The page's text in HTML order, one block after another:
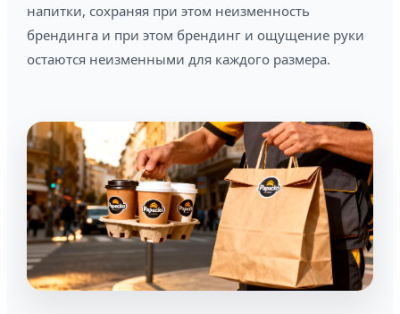
напитки, сохраняя при этом неизменность
брендинга и при этом брендинг и ощущение руки
остаются неизменными для каждого размера.